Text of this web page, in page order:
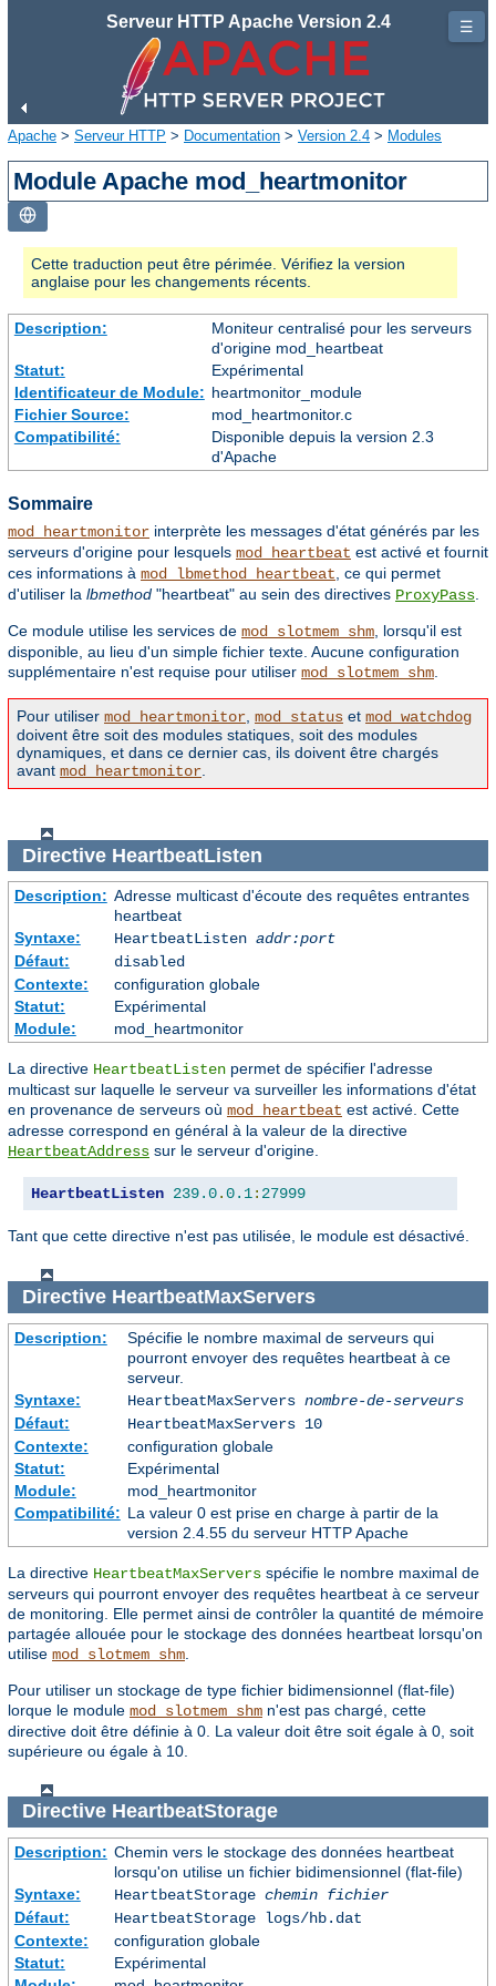
Serveur HTTP Apache Version 2.4
Apache > Serveur HTTP > Documentation > Version 2.4 > Modules
Module Apache mod_heartmonitor
Cette traduction peut être périmée. Vérifiez la version
anglaise pour les changements récents.
Description:
Moniteur centralisé pour les serveurs
d'origine mod_heartbeat
Statut:
Expérimental
Identificateur de Module: heartmonitor_module
Fichier Source:
mod_heartmonitor.c
Compatibilité:
Disponible depuis la version 2.3
d'Apache
Sommaire
mod_heartmonitor interprète les messages d'état générés par les
serveurs d'origine pour lesquels mod_heartbeat est activé et fournit
ces informations à mod_lbmethod_heartbeat , ce qui permet
d'utiliser la lbmethod "heartbeat" au sein des directives ProxyPass
Ce module utilise les services de mod_slotmem_shm , lorsqu'il est
disponible, au lieu d'un simple fichier texte. Aucune configuration
supplémentaire n'est requise pour utiliser mod_slotmem_shm
Pour utiliser mod_heartmonitor mod_status et mod_watchdog
doivent être soit des modules statiques, soit des modules
dynamiques, et dans ce dernier cas, ils doivent être chargés
avant mod_heartmonitor
Directive HeartbeatListen
Description: Adresse multicast d'écoute des requêtes entrantes
heartbeat
Syntaxe:
HeartbeatListen addr:port
Défaut:
disabled
Contexte:
configuration globale
Statut:
Expérimental
Module:
mod_heartmonitor
La directive HeartbeatListen permet de spécifier l'adresse
multicast sur laquelle le serveur va surveiller les informations d'état
en provenance de serveurs où mod_heartbeat est activé. Cette
adresse correspond en général à la valeur de la directive
HeartbeatAddress sur le serveur d'origine.
HeartbeatListen 239.0.0.1: 27999
Tant que cette directive n'est pas utilisée, le module est désactivé.
Directive HeartbeatMaxServers
Description:
Spécifie le nombre maximal de serveurs qui
pourront envoyer des requêtes heartbeat à ce
serveur.
Syntaxe:
HeartbeatMaxServers nombre-de-serveurs
Défaut:
HeartbeatMaxServers 10
Contexte:
configuration globale
Statut:
Expérimental
Module:
mod_heartmonitor
Compatibilité: La valeur 0 est prise en charge à partir de la
version 2.4.55 du serveur HTTP Apache
La directive HeartbeatMaxServers spécifie le nombre maximal de
serveurs qui pourront envoyer des requêtes heartbeat à ce serveur
de monitoring. Elle permet ainsi de contrôler la quantité de mémoire
partagée allouée pour le stockage des données heartbeat lorsqu'on
utilise mod_slotmem_shm
Pour utiliser un stockage de type fichier bidimensionnel (flat-file)
lorque le module mod_slotmem_shm n'est pas chargé, cette
directive doit être définie à 0. La valeur doit être soit égale à 0, soit
supérieure ou égale à 10.
Directive HeartbeatStorage
Description: Chemin vers le stockage des données heartbeat
lorsqu'on utilise un fichier bidimensionnel (flat-file)
Syntaxe:
HeartbeatStorage chemin fichier
Défaut:
HeartbeatStorage logs/hb.dat
Contexte:
configuration globale
Statut:
Expérimental
☰